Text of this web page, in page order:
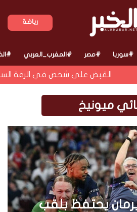
رياضة
#سوريا #مصر #المغرب_العربي
القبض على شخص في الرقة
ميونيخ
يحتفظ بلقب